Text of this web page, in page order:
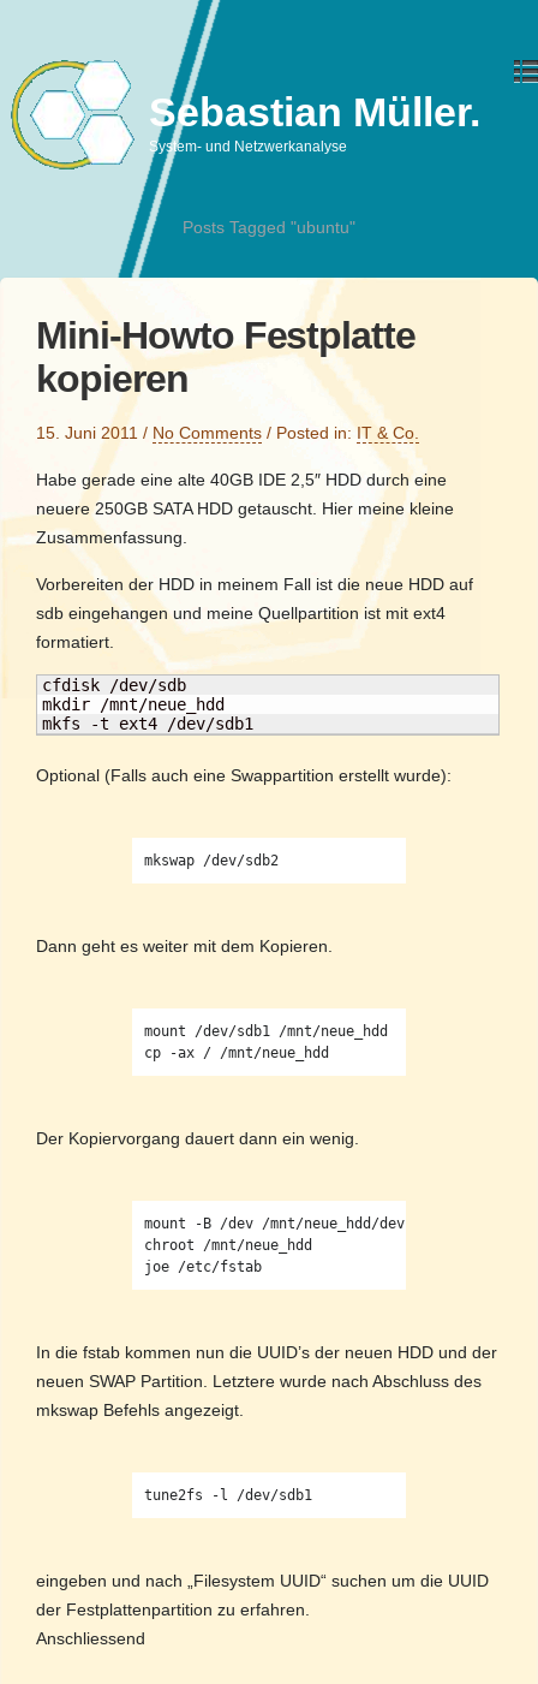
Sebastian Müller.
System- und Netzwerkanalyse
Posts Tagged "ubuntu"
Mini-Howto Festplatte
kopieren
15. Juni 2011 / No Comments / Posted in:IT & Co.
Habe gerade eine alte 40GB IDE 2,5″ HDD durch eine
neuere 250GB SATA HDD getauscht. Hier meine kleine
Zusammenfassung.
Vorbereiten der HDD in meinem Fall ist die neue HDD auf
sdb eingehangen und meine Quellpartition ist mit ext4
formatiert.
cfdisk /dev/sdb
mkdir /mnt/neue_hdd
mkfs -t ext4 /dev/sdb1
Optional (Falls auch eine Swappartition erstellt wurde):
Dann geht es weiter mit dem Kopieren.
mount /dev/sdb1 /mnt/neue_hdd
Der Kopiervorgang dauert dann ein wenig.
mount -B /dev /mnt/neue_hdd/dev
chroot /mnt/neue_hdd
In die fstab kommen nun die UUID’s der neuen HDD und der
neuen SWAP Partition. Letztere wurde nach Abschluss des
mkswap Befehls angezeigt.
eingeben und nach „Filesystem UUID“ suchen um die UUID
der Festplattenpartition zu erfahren.
Anschliessend